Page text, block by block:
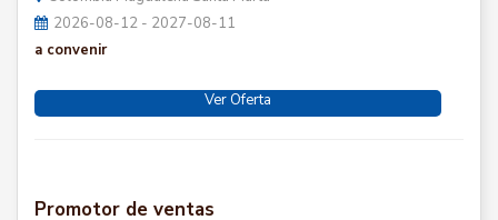
2026-08-12 - 2027-08-11
a convenir
Ver Oferta
Promotor de ventas